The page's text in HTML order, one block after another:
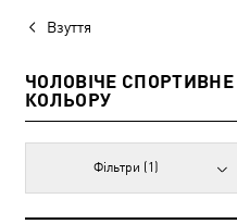
Взуття
ЧОЛОВІЧЕ
КОЛЬОРУ
Фільтри (1)